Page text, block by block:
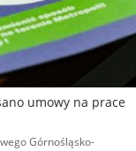
umowy na prace
Górnośląsko-